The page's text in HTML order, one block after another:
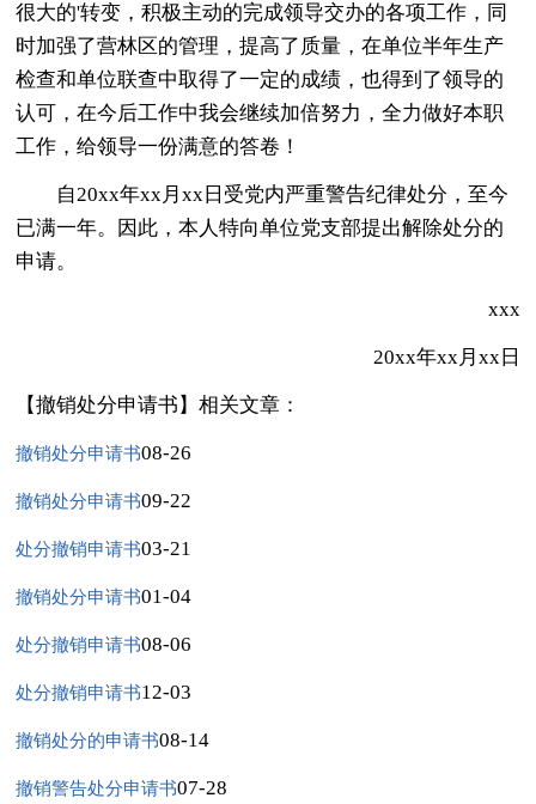
很大的'转变，积极主动的完成领导交办的各项工作，同
时加强了营林区的管理，提高了质量，在单位半年生产
检查和单位联查中取得了一定的成绩，也得到了领导的
认可，在今后工作中我会继续加倍努力，全力做好本职
工作，给领导一份满意的答卷！
自20xx年xx月xx日受党内严重警告纪律处分，至今
已满一年。因此，本人特向单位党支部提出解除处分的
申请。
xxx
20xx年xx月xx日
【撤销处分申请书】相关文章：
撤销处分申请书08-26
撤销处分申请书09-22
处分撤销申请书03-21
撤销处分申请书01-04
处分撤销申请书08-06
处分撤销申请书12-03
撤销处分的申请书08-14
撤销警告处分申请书07-28